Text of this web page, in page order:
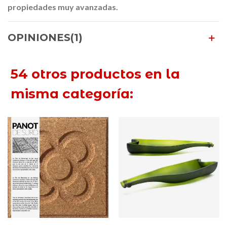
propiedades muy avanzadas.
OPINIONES(1)
54 otros productos en la
misma categoría: